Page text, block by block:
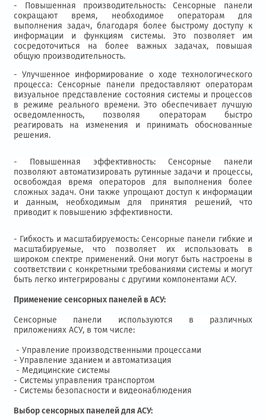
- Повышенная производительность: Сенсорные панели
сокращают время, необходимое операторам для
выполнения задач, благодаря более быстрому доступу к
информации и функциям системы. Это позволяет им
сосредоточиться на более важных задачах, повышая
общую производительность.
- Улучшенное информирование о ходе технологического
процесса: Сенсорные панели предоставляют операторам
визуальное представление состояния системы и процессов
в режиме реального времени. Это обеспечивает лучшую
осведомленность, позволяя операторам быстро
реагировать на изменения и принимать обоснованные
решения.
- Повышенная эффективность: Сенсорные панели
позволяют автоматизировать рутинные задачи и процессы,
освобождая время операторов для выполнения более
сложных задач. Они также упрощают доступ к информации
и данным, необходимым для принятия решений, что
приводит к повышению эффективности.
- Гибкость и масштабируемость: Сенсорные панели гибкие и
масштабируемые, что позволяет их использовать в
широком спектре применений. Они могут быть настроены в
соответствии с конкретными требованиями системы и могут
быть легко интегрированы с другими компонентами АСУ.
Применение сенсорных панелей в АСУ:
Сенсорные панели используются в различных
приложениях АСУ, в том числе:
- Управление производственными процессами
- Управление зданием и автоматизация
- Медицинские системы
- Системы управления транспортом
- Системы безопасности и видеонаблюдения
Выбор сенсорных панелей для АСУ: